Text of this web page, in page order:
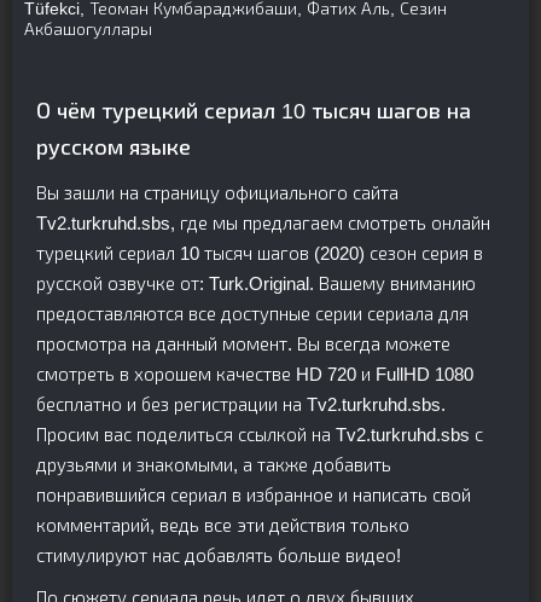
Tüfekci, Теоман Кумбараджибаши, Фатих Аль, Сезин
Акбашогуллары
О чём турецкий сериал 10 тысяч шагов на
русском языке
Вы зашли на страницу официального сайта
Tv2.turkruhd.sbs, где мы предлагаем смотреть онлайн
турецкий сериал 10 тысяч шагов (2020) сезон серия в
русской озвучке от: Turk.Original. Вашему вниманию
предоставляются все доступные серии сериала для
просмотра на данный момент. Вы всегда можете
смотреть в хорошем качестве HD 720 и FullHD 1080
бесплатно и без регистрации на Tv2.turkruhd.sbs.
Просим вас поделиться ссылкой на Tv2.turkruhd.sbs с
друзьями и знакомыми, а также добавить
понравившийся сериал в избранное и написать свой
комментарий, ведь все эти действия только
стимулируют нас добавлять больше видео!
По сюжету сериала речь идет о двух бывших